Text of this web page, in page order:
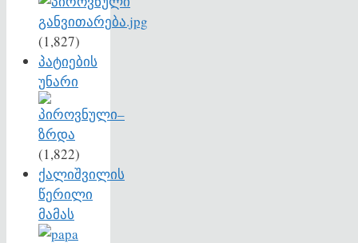
(1,827)
პატიების
უნარი
(1,822)
ქალიშვილის
წერილი
მამას